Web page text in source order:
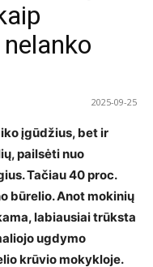
2025-09-25
įgūdžius, bet ir
pailsėti nuo
Tačiau 40 proc.
būrelio. Anot mokinių
labiausiai trūksta
ugdymo
krūvio mokykloje.